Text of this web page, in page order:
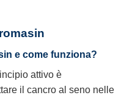
e come funziona?
attivo è
il cancro al seno nelle